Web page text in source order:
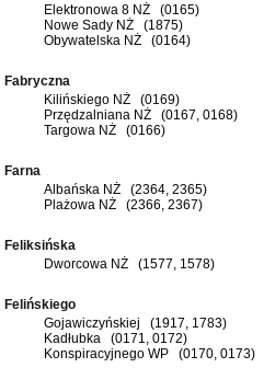
Elektronowa 8 NŻ (0165)
Nowe Sady NŻ (1875)
Obywatelska NŻ (0164)
Fabryczna
Kilińskiego NŻ (0169)
Przędzalniana NŻ (0167, 0168)
Targowa NŻ (0166)
Farna
Albańska NŻ (2364, 2365)
Plażowa NŻ (2366, 2367)
Feliksińska
Dworcowa NŻ (1577, 1578)
Felińskiego
Gojawiczyńskiej (1917, 1783)
Kadłubka (0171, 0172)
Konspiracyjnego WP (0170, 0173)